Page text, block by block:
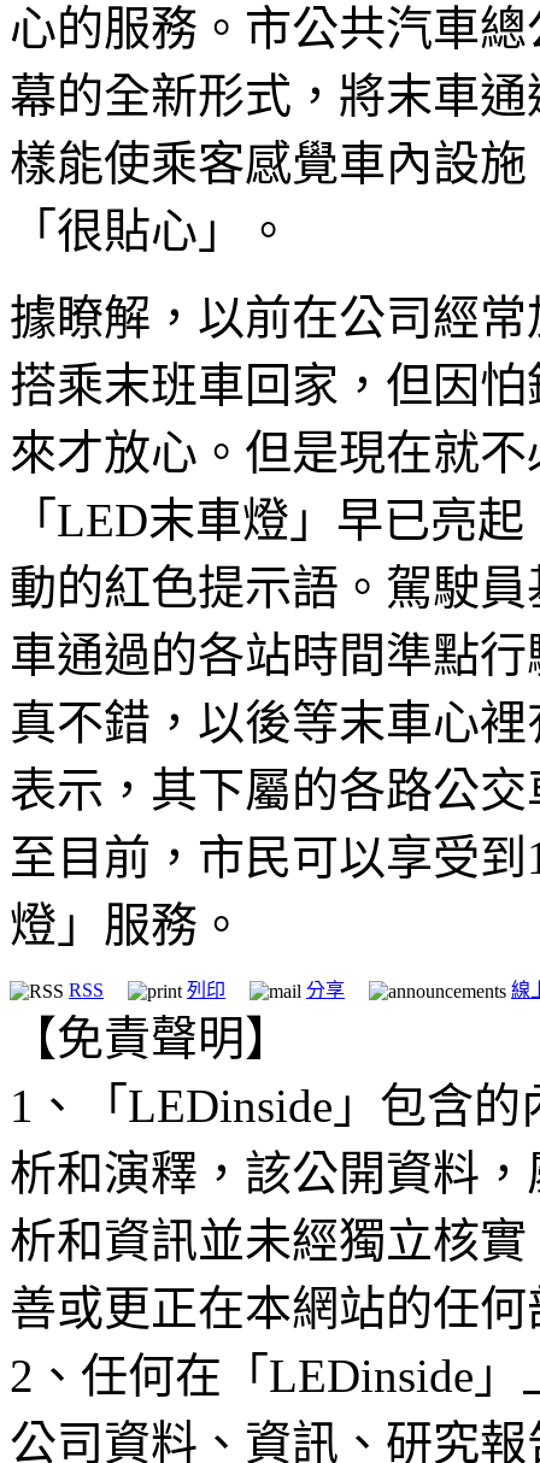
心的服務。市公共汽車
幕的全新形式，將末車
樣能使乘客感覺車內設
「很貼心」。
據瞭解，以前在公司經
搭乘末班車回家，但因
來才放心。但是現在就
「LED末車燈」早已亮
動的紅色提示語。駕駛
車通過的各站時間準點
真不錯，以後等末車心
表示，其下屬的各路公
至目前，市民可以享受
燈」服務。
RSS 列印 分享 線
【免責聲明】
1、「LEDinside」包含
析和演釋，該公開資料
析和資訊並未經獨立核
善或更正在本網站的任
2、任何在「LEDinside
公司資料、資訊、研究